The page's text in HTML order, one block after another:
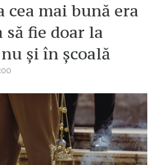
cea mai bună era
să fie doar la
și în școală